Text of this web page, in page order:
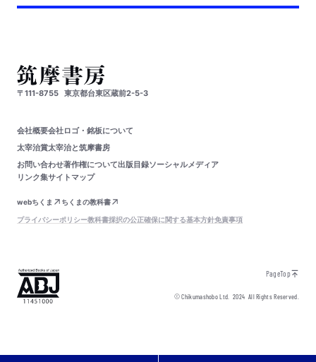
〒111-8755 東京都台東区蔵前2-5-3
会社概要会社ロゴ・銘板について
太宰治賞太宰治と筑摩書房
お問い合わせ著作権について出版目録ソーシャルメディア
リンク集サイトマップ
webちくま
ちくまの教科書
プライバシーポリシー教科書採択の公正確保に関する基本方針免責事項
PageTop
© Chikumashobo Ltd.2024 All Rights Reserved.